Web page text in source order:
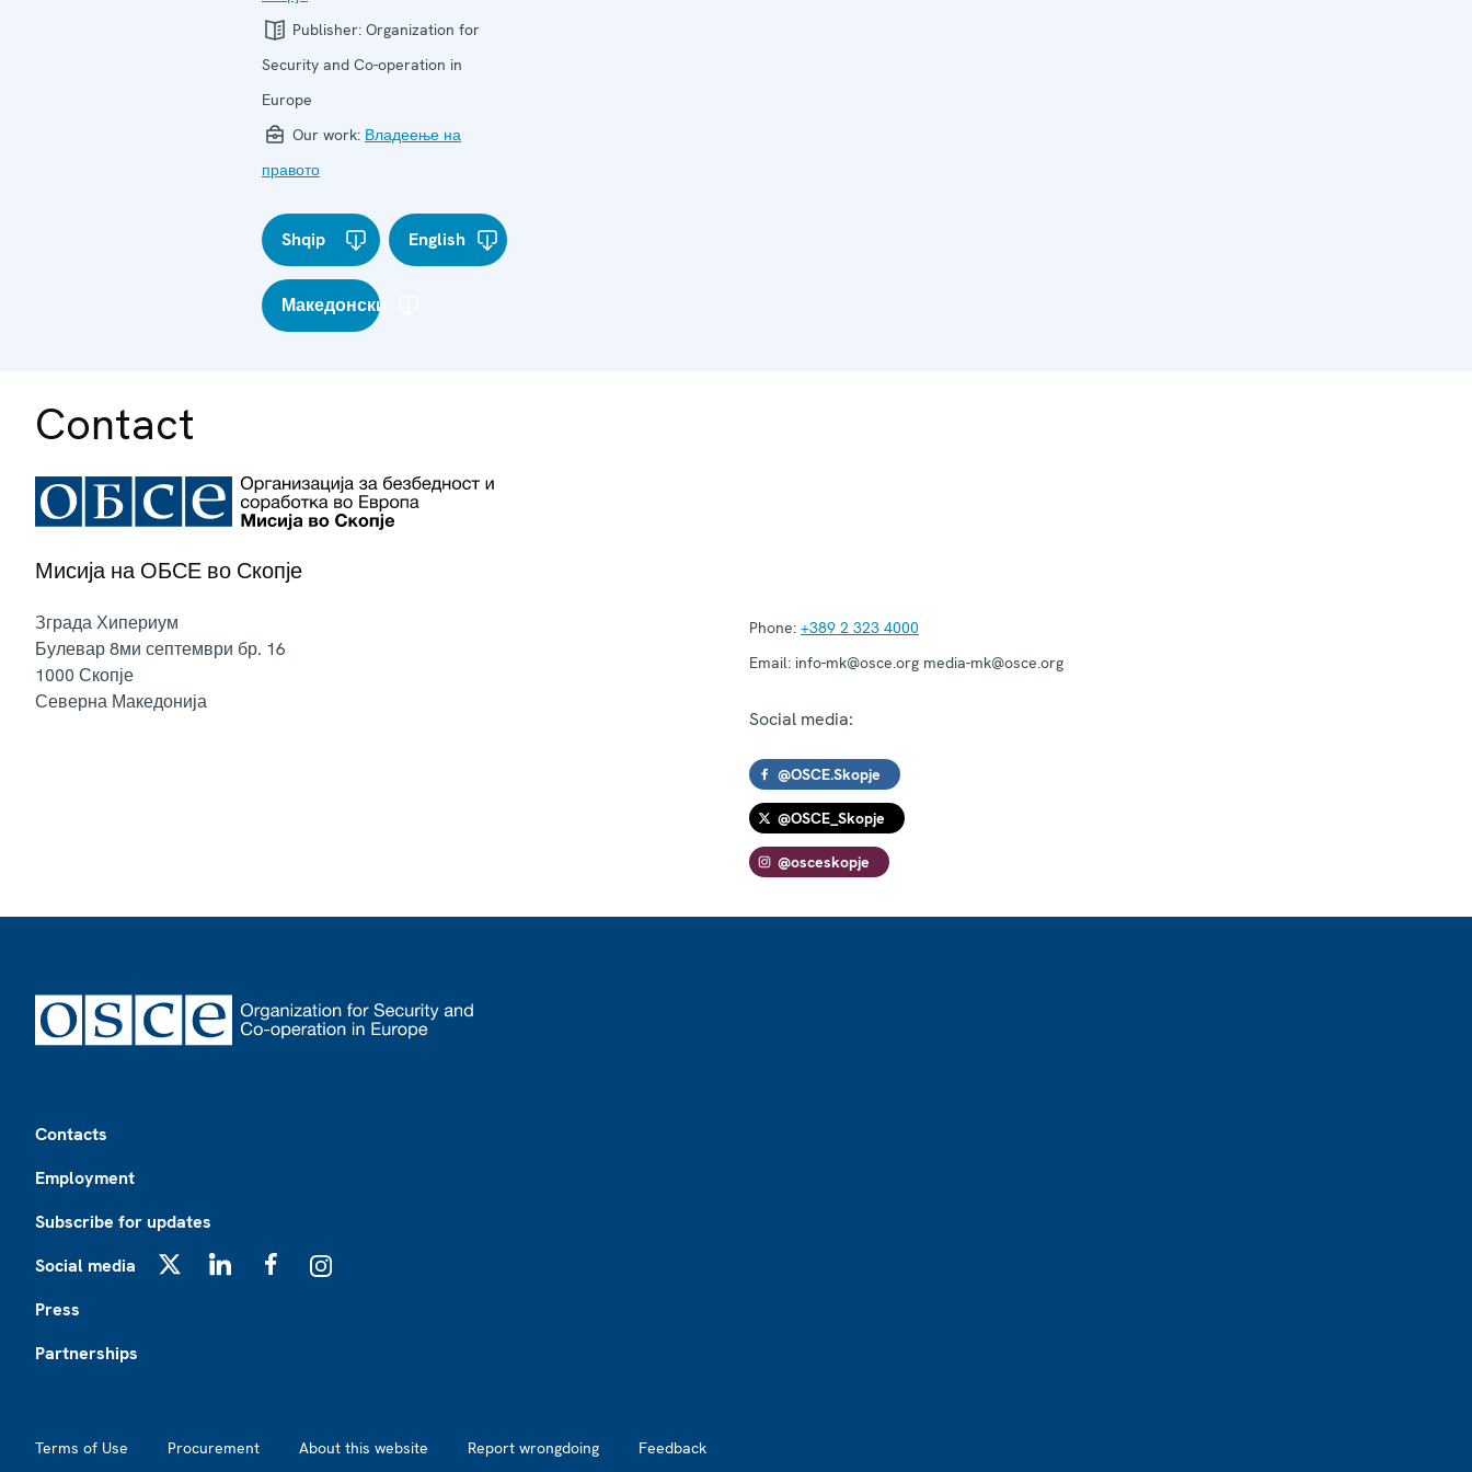
Publisher: Organization for
Security and Co-operation in
Europe
Our work: Владеење на
правото
Shqip English
Македонски
Contact
Мисија на ОБСЕ во Скопје
Зграда Хипериум
Булевар 8ми септември бр. 16
1000 Скопје
Северна Македонија
Phone: +389 2 323 4000
Email: info-mk@osce.org media-mk@osce.org
Social media:
@OSCE.Skopje
@OSCE_Skopje
@osceskopje
Contacts
Employment
Subscribe for updates
Social media
Press
Partnerships
Terms of Use Procurement About this website Report wrongdoing Feedback